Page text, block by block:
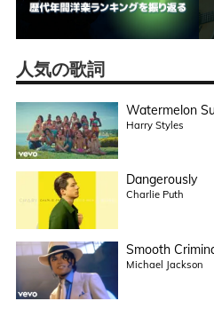
人気の歌詞
Watermelon
Harry Styles
Dangerously
Charlie Puth
Smooth
Michael Jackson